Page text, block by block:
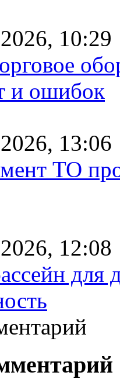
10:29
и ошибок
13:06
ТО
12:08
для